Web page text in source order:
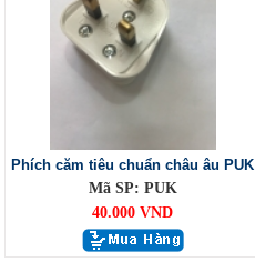
Phích căm tiêu chuẩn châu âu PUK
Mã SP: PUK
40.000 VND